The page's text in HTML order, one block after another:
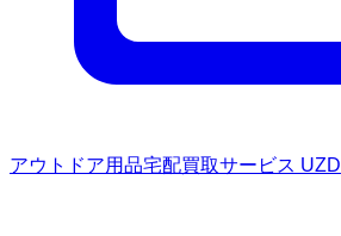
アウトドア用品宅配買取サービス UZD